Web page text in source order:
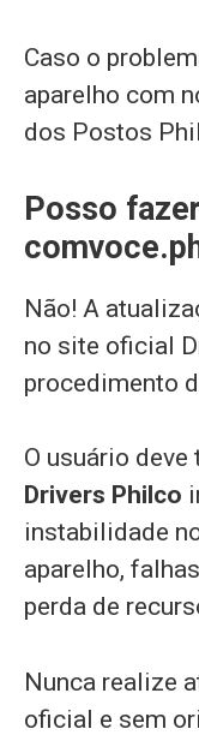
Caso o
aparelho com
dos Postos
Posso
Não! A
no site oficial
procedimento
O usuário
Drivers Philco
instabilidade
aparelho,
perda de
Nunca realize
oficial e sem